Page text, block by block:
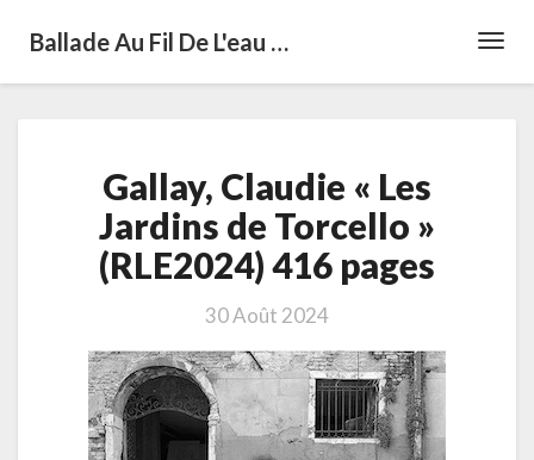
Ballade Au Fil De L'eau …
Claudie
« Les
Jardins
de
Torcello »
(RLE2024)
pages
Gallay, Claudie « Les
Jardins de Torcello »
(RLE2024) 416 pages
30 Août 2024